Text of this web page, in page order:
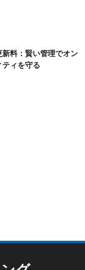
料：賢い管理でオン
ィを守る